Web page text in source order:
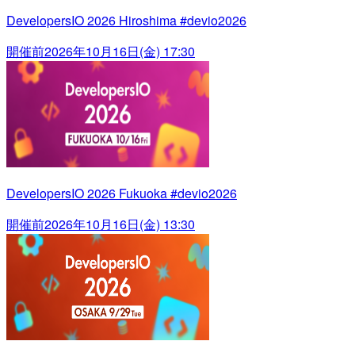
DevelopersIO 2026 Hiroshima #devio2026
開催前2026年10月16日(金) 17:30
DevelopersIO 2026 Fukuoka #devio2026
開催前2026年10月16日(金) 13:30